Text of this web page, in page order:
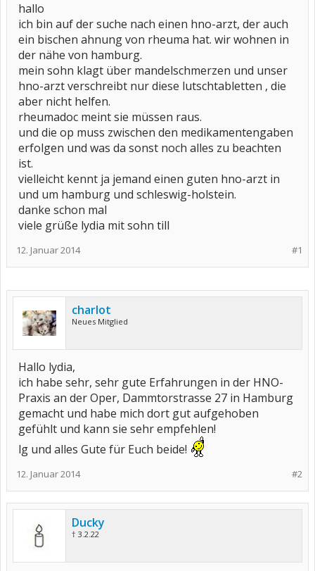
hallo
ich bin auf der suche nach einen hno-arzt, der auch
ein bischen ahnung von rheuma hat. wir wohnen in
der nähe von hamburg.
mein sohn klagt über mandelschmerzen und unser
hno-arzt verschreibt nur diese lutschtabletten , die
aber nicht helfen.
rheumadoc meint sie müssen raus.
und die op muss zwischen den medikamentengaben
erfolgen und was da sonst noch alles zu beachten
ist.
vielleicht kennt ja jemand einen guten hno-arzt in
und um hamburg und schleswig-holstein.
danke schon mal
viele grüße lydia mit sohn till
#1
12. Januar 2014
charlot
Neues Mitglied
Hallo lydia,
ich habe sehr, sehr gute Erfahrungen in der HNO-
Praxis an der Oper, Dammtorstrasse 27 in Hamburg
gemacht und habe mich dort gut aufgehoben
gefühlt und kann sie sehr empfehlen!
lg und alles Gute für Euch beide!
#2
12. Januar 2014
Ducky
† 3.2.22